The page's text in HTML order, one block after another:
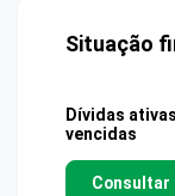
Situação
Dívidas
vencidas
Consultar